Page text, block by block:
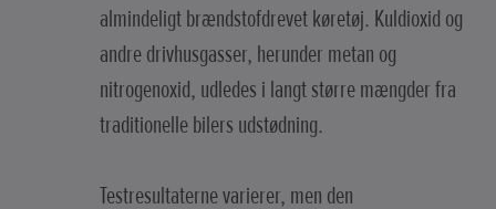
almindeligt brændstofdrevet køretøj. Kuldioxid og
andre drivhusgasser, herunder metan og
nitrogenoxid, udledes i langt større mængder fra
traditionelle bilers udstødning.
Testresultaterne varierer, men den